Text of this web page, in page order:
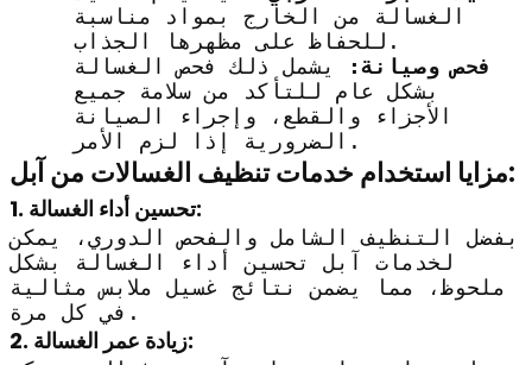
الغسالة من الخارج بمواد مناسبة
للحفاظ على مظهرها الجذاب.
فحص وصيانة:
يشمل ذلك فحص الغسالة
بشكل عام للتأكد من سلامة جميع
الأجزاء والقطع، وإجراء الصيانة
الضرورية إذا لزم الأمر.
مزايا استخدام خدمات تنظيف الغسالات من آبل:
1. تحسين أداء الغسالة:
بفضل التنظيف الشامل والفحص الدوري، يمكن
لخدمات آبل تحسين أداء الغسالة بشكل
ملحوظ، مما يضمن نتائج غسيل ملابس مثالية
في كل مرة.
2. زيادة عمر الغسالة: